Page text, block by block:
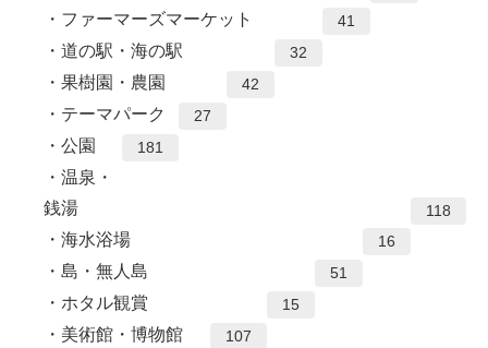
ファーマーズマーケット 41
道の駅・海の駅 32
果樹園・農園 42
テーマパーク 27
公園 181
温泉・
銭湯
118
海水浴場 16
島・無人島 51
ホタル観賞 15
美術館・博物館 107